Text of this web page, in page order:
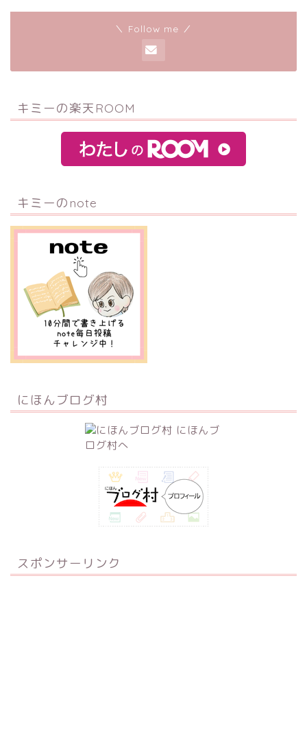
＼ Follow me ／
キミーの楽天ROOM
キミーのnote
にほんブログ村
スポンサーリンク